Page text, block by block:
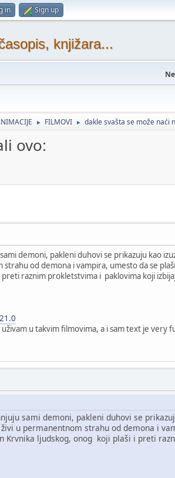
in Sign up
knjižara...
► FILMOVI ► dakle svašta se može naći
ovo:
demoni, pakleni duhovi se prikazuju kao
od demona i vampira, umesto da se
raznim prokletstvima i paklovima koji
u takvim filmovima, a i sam text je very
sami demoni, pakleni duhovi se
u permanentnom strahu od demona i
ljudskog, onog koji plaši i preti